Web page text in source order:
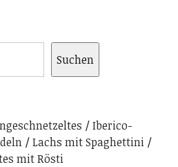
Suchen
Iberico-
Lachs mit Spaghettini
mit Rösti